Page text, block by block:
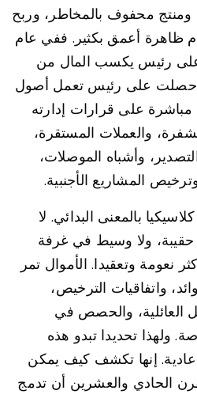
محفوف بالمخاطر، وربح
ظاهرة أعمق بكثير. ففي عام
على رئيس يكسب المال من
على رئيس تعمل أصول
على قرارات إدارته
والعملات المستقرة،
وأشباه الموصلات،
المشاريع الأجنبية.
بالمعنى البدائي. لا
ولا وسيط في غرفة
نعومة وتعقيدا. الأموال تمر
واتفاقيات الترخيص،
العائلية، والحصص في
ولهذا تحديدا تبدو هذه
إنها تكشف كيف يمكن
الحادي والعشرين أن تدمج